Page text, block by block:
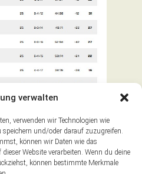
verwalten
verwenden wir Technologien wie
und/oder darauf zuzugreifen.
können wir Daten wie das
Website verarbeiten. Wenn du deine
können bestimmte Merkmale
Mai 2025 | 0 comments